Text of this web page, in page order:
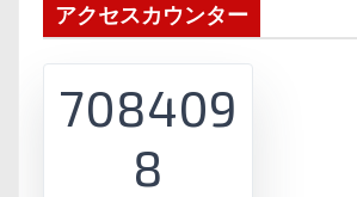
アクセスカウンター
708409
8